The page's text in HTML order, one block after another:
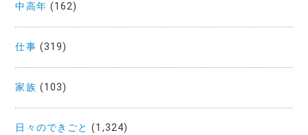
中高年 (162)
仕事 (319)
家族 (103)
日々のできごと (1,324)